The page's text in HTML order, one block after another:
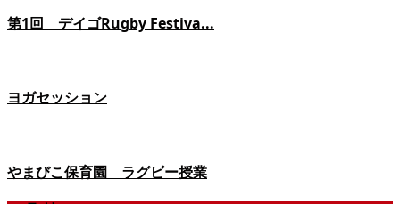
第1回 デイゴRugby Festiva...
ヨガセッション
やまびこ保育園 ラグビー授業